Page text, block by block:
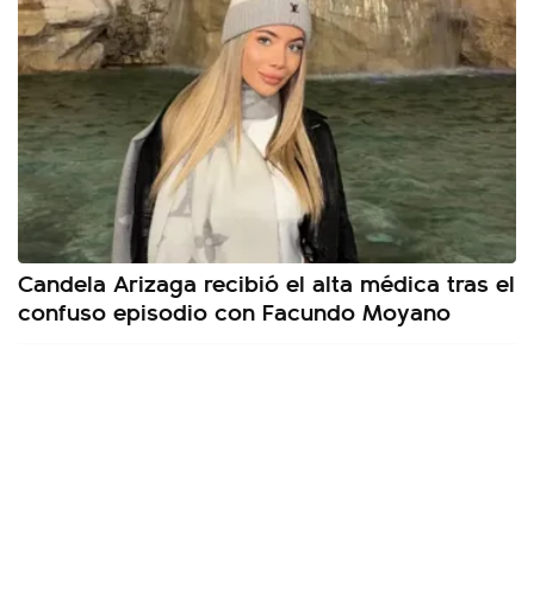
Candela Arizaga recibió el alta médica tras el
confuso episodio con Facundo Moyano